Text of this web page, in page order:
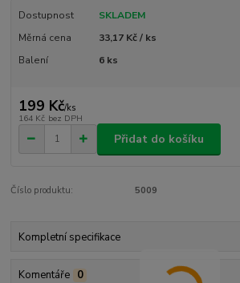
Dostupnost
SKLADEM
Měrná cena
33,17 Kč / ks
Balení
6 ks
199 Kč/ks
164 Kč bez DPH
Přidat do košíku
Číslo produktu: 5009
Kompletní specifikace
Komentáře 0